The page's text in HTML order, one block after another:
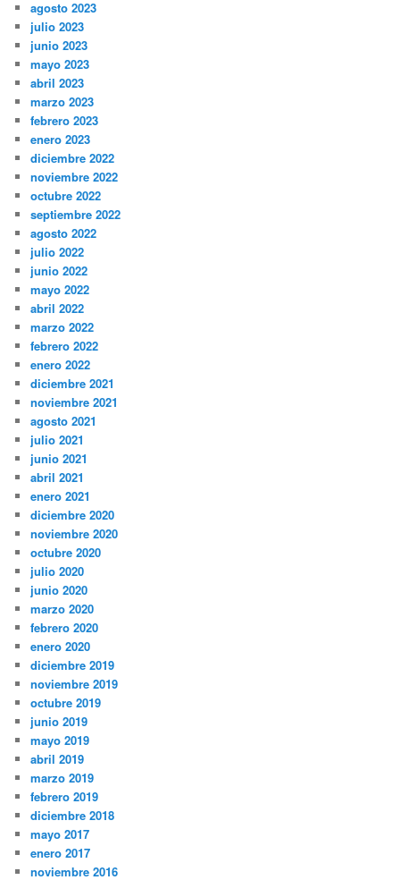
agosto 2023
julio 2023
junio 2023
mayo 2023
abril 2023
marzo 2023
febrero 2023
enero 2023
diciembre 2022
noviembre 2022
octubre 2022
septiembre 2022
agosto 2022
julio 2022
junio 2022
mayo 2022
abril 2022
marzo 2022
febrero 2022
enero 2022
diciembre 2021
noviembre 2021
agosto 2021
julio 2021
junio 2021
abril 2021
enero 2021
diciembre 2020
noviembre 2020
octubre 2020
julio 2020
junio 2020
marzo 2020
febrero 2020
enero 2020
diciembre 2019
noviembre 2019
octubre 2019
junio 2019
mayo 2019
abril 2019
marzo 2019
febrero 2019
diciembre 2018
mayo 2017
enero 2017
noviembre 2016